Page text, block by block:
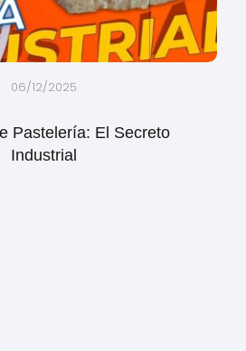
06/12/2025
Pastelería: El Secreto
Industrial